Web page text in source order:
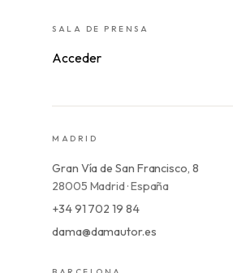
SALA DE PRENSA
Acceder
MADRID
Gran Vía de San Francisco, 8
28005 Madrid · España
+34 91 702 19 84
dama@damautor.es